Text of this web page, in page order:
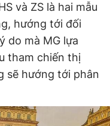
và ZS là hai mẫu
hướng tới đối
do mà MG lựa
tham chiến thị
sẽ hướng tới phân